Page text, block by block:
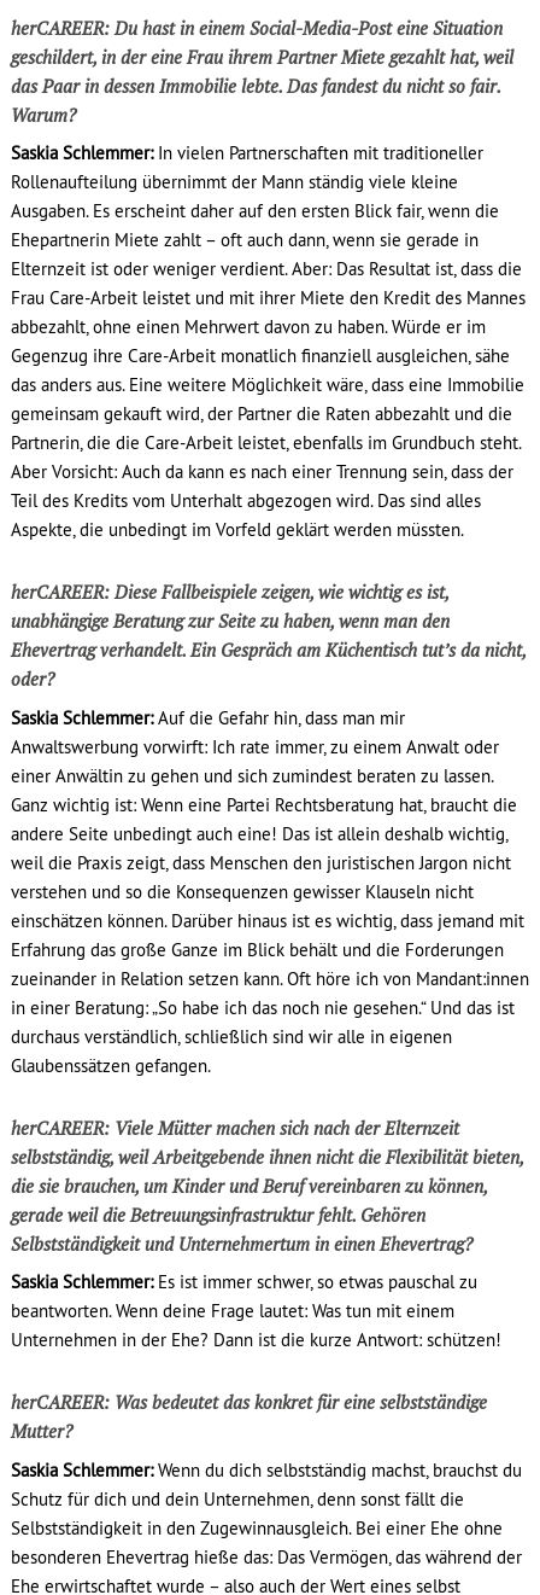
herCAREER: Du hast in einem Social-Media-Post eine Situation
geschildert, in der eine Frau ihrem Partner Miete gezahlt hat, weil
das Paar in dessen Immobilie lebte. Das fandest du nicht so fair.
Warum?
Saskia Schlemmer: In vielen Partnerschaften mit traditioneller
Rollenaufteilung übernimmt der Mann ständig viele kleine
Ausgaben. Es erscheint daher auf den ersten Blick fair, wenn die
Ehepartnerin Miete zahlt – oft auch dann, wenn sie gerade in
Elternzeit ist oder weniger verdient. Aber: Das Resultat ist, dass die
Frau Care-Arbeit leistet und mit ihrer Miete den Kredit des Mannes
abbezahlt, ohne einen Mehrwert davon zu haben. Würde er im
Gegenzug ihre Care-Arbeit monatlich finanziell ausgleichen, sähe
das anders aus. Eine weitere Möglichkeit wäre, dass eine Immobilie
gemeinsam gekauft wird, der Partner die Raten abbezahlt und die
Partnerin, die die Care-Arbeit leistet, ebenfalls im Grundbuch steht.
Aber Vorsicht: Auch da kann es nach einer Trennung sein, dass der
Teil des Kredits vom Unterhalt abgezogen wird. Das sind alles
Aspekte, die unbedingt im Vorfeld geklärt werden müssten.
herCAREER: Diese Fallbeispiele zeigen, wie wichtig es ist,
unabhängige Beratung zur Seite zu haben, wenn man den
Ehevertrag verhandelt. Ein Gespräch am Küchentisch tut’s da nicht,
oder?
Saskia Schlemmer:Auf die Gefahr hin, dass man mir
Anwaltswerbung vorwirft: Ich rate immer, zu einem Anwalt oder
einer Anwältin zu gehen und sich zumindest beraten zu lassen.
Ganz wichtig ist: Wenn eine Partei Rechtsberatung hat, braucht die
andere Seite unbedingt auch eine! Das ist allein deshalb wichtig,
weil die Praxis zeigt, dass Menschen den juristischen Jargon nicht
verstehen und so die Konsequenzen gewisser Klauseln nicht
einschätzen können. Darüber hinaus ist es wichtig, dass jemand mit
Erfahrung das große Ganze im Blick behält und die Forderungen
zueinander in Relation setzen kann. Oft höre ich von Mandant:innen
in einer Beratung: „So habe ich das noch nie gesehen.“ Und das ist
durchaus verständlich, schließlich sind wir alle in eigenen
Glaubenssätzen gefangen.
herCAREER: Viele Mütter machen sich nach der Elternzeit
selbstständig, weil Arbeitgebende ihnen nicht die Flexibilität bieten,
die sie brauchen, um Kinder und Beruf vereinbaren zu können,
gerade weil die Betreuungsinfrastruktur fehlt. Gehören
Selbstständigkeit und Unternehmertum in einen Ehevertrag?
Saskia Schlemmer:Es ist immer schwer, so etwas pauschal zu
beantworten. Wenn deine Frage lautet: Was tun mit einem
Unternehmen in der Ehe? Dann ist die kurze Antwort: schützen!
herCAREER: Was bedeutet das konkret für eine selbstständige
Mutter?
Saskia Schlemmer:Wenn du dich selbstständig machst, brauchst du
Schutz für dich und dein Unternehmen, denn sonst fällt die
Selbstständigkeit in den Zugewinnausgleich. Bei einer Ehe ohne
besonderen Ehevertrag hieße das: Das Vermögen, das während der
Ehe erwirtschaftet wurde – also auch der Wert eines selbst